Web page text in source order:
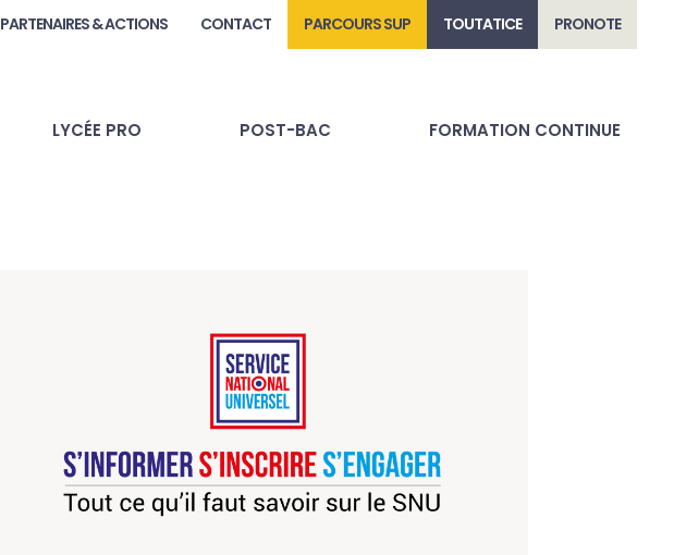
PARTENAIRES & ACTIONS CONTACT PARCOURS SUP TOUTATICE PRONOTE
LYCÉE PRO POST-BAC FORMATION CONTINUE